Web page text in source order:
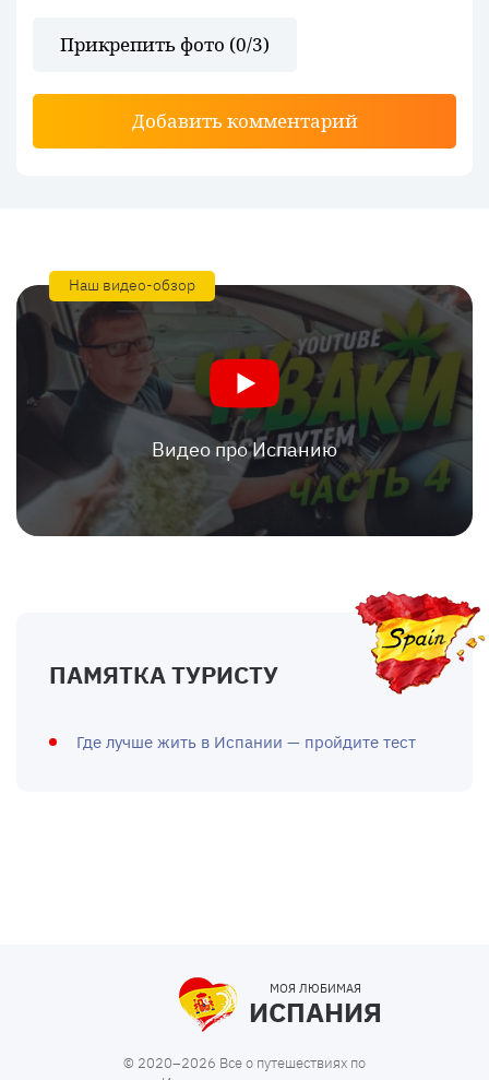
Прикрепить фото (0/3)
Добавить комментарий
Наш видео-обзор
Видео про Испанию
ПАМЯТКА ТУРИСТУ
Где лучше жить в Испании — пройдите тест
МОЯ ЛЮБИМАЯ
ИСПАНИЯ
© 2020–2026 Все о путешествиях по